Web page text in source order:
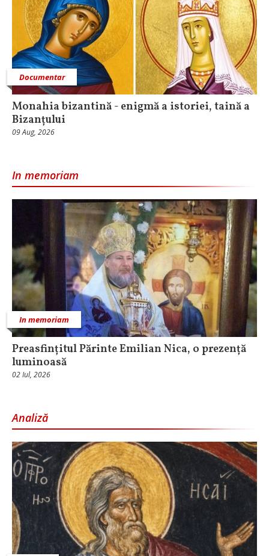
Documentar
Monahia bizantină - enigmă a istoriei, taină a
Bizanțului
09 Aug, 2026
In memoriam
In memoriam
Preasfințitul Părinte Emilian Nica, o prezență
luminoasă
02 Iul, 2026
Analiză